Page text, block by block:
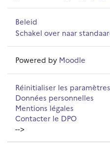
Beleid
Schakel over naar
Powered by Moodle
Réinitialiser les
Données personnelles
Mentions légales
Contacter le DPO
-->